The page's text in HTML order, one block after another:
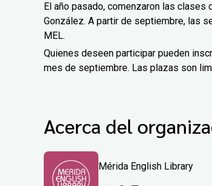
El año pasado, comenzaron las
González. A partir de septiembre, las
MEL.
Quienes deseen participar pueden
mes de septiembre. Las plazas son
Acerca del
Mérida English Library